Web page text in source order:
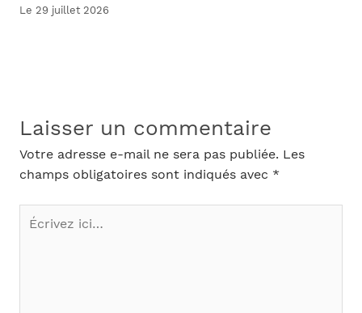
Le 29 juillet 2026
Laisser un commentaire
Votre adresse e-mail ne sera pas publiée. Les
champs obligatoires sont indiqués avec *
Écrivez